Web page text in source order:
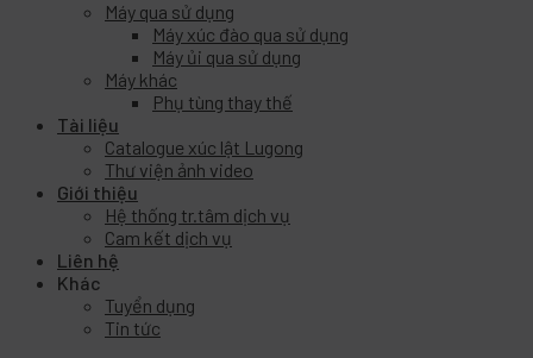
Máy qua sử dụng
Máy xúc đào qua sử dụng
Máy ủi qua sử dụng
Máy khác
Phụ tùng thay thế
Tài liệu
Catalogue xúc lật Lugong
Thư viện ảnh video
Giới thiệu
Hệ thống tr.tâm dịch vụ
Cam kết dịch vụ
Liên hệ
Khác
Tuyển dụng
Tin tức